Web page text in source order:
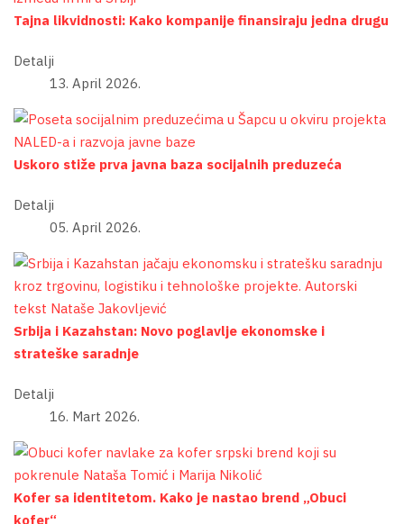
Tajna likvidnosti: Kako kompanije finansiraju jedna drugu
Detalji
13. April 2026.
Uskoro stiže prva javna baza socijalnih preduzeća
Detalji
05. April 2026.
Srbija i Kazahstan: Novo poglavlje ekonomske i
strateške saradnje
Detalji
16. Mart 2026.
Kofer sa identitetom. Kako je nastao brend „Obuci
kofer“